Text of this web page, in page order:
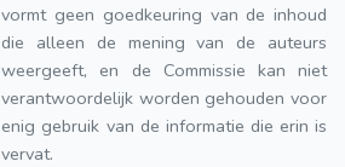
vormt geen goedkeuring van de inhoud
die alleen de mening van de auteurs
weergeeft, en de Commissie kan niet
verantwoordelijk worden gehouden voor
enig gebruik van de informatie die erin is
vervat.